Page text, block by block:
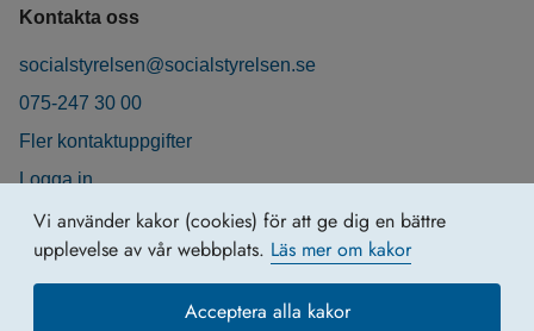
Vi använder kakor (cookies) för att ge dig en bättre
upplevelse av vår webbplats. Läs mer om kakor
Acceptera alla kakor
Kontakta oss
socialstyrelsen@socialstyrelsen.se
075-247 30 00
Fler kontaktuppgifter
Logga in
Behandling av personuppgifter